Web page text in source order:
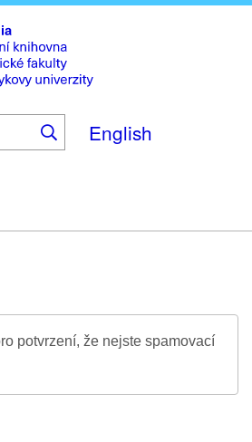
to
main
content
English
KontaktDigitalia
potvrzení, že nejste spamovací